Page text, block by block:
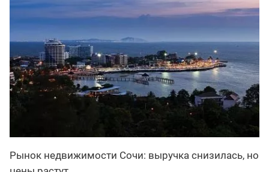
Рынок недвижимости Сочи: выручка снизилась, но